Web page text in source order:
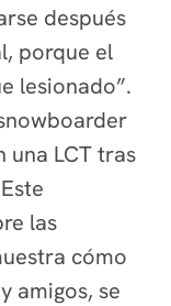
después
porque el
lesionado”.
una LCT tras
las
cómo
amigos, se